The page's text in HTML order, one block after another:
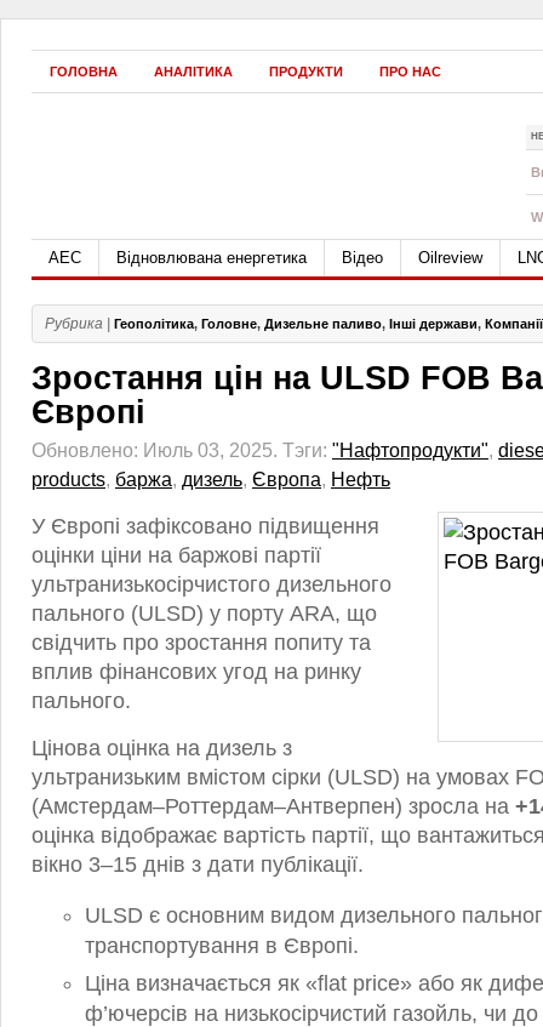
ГОЛОВНА АНАЛІТИКА ПРОДУКТИ ПРО НАС
АЕС Відновлювана енергетика Відео Oilreview
Рубрика | Геополітика, Головне, Дизельне паливо, Інші держави, Компанії
Зростання цін на ULSD FOB
Європі
Обновлено: Июль 03, 2025. Тэги: "Нафтопродукти",
products, баржа, дизель, Європа, Нефть
У Європі зафіксовано підвищення
оцінки ціни на баржові партії
ультранизькосірчистого дизельного
пального (ULSD) у порту ARA, що
свідчить про зростання попиту та
вплив фінансових угод на ринку
пального.
Цінова оцінка на дизель з
ультранизьким вмістом сірки (ULSD) на умовах
(Амстердам–Роттердам–Антверпен) зросла на
оцінка відображає вартість партії, що
вікно 3–15 днів з дати публікації.
ULSD є основним видом дизельного
транспортування в Європі.
Ціна визначається як «flat price» або як
ф’ючерсів на низькосірчистий газойль, чи